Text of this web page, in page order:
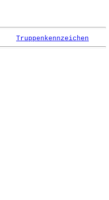
Truppenkennzeichen